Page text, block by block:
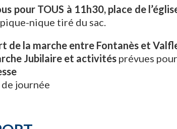
pour TOUS à 11h30, place de
nique tiré du sac.
de la marche entre Fontanès et
Jubilaire et activités prévues
journée